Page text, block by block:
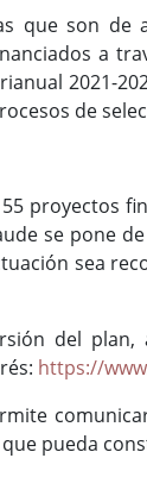
que son
a
2021-
de
proyectos
se pone
sea
del
https://
pueda